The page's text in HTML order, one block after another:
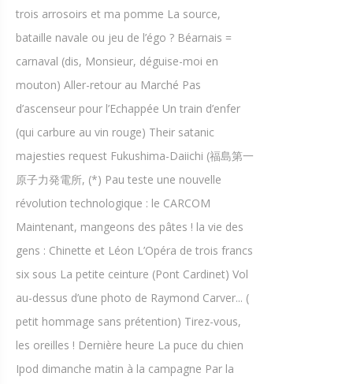
trois arrosoirs et ma pomme La source,
bataille navale ou jeu de l’égo ? Béarnais =
carnaval (dis, Monsieur, déguise-moi en
mouton) Aller-retour au Marché Pas
d’ascenseur pour l’Echappée Un train d’enfer
(qui carbure au vin rouge) Their satanic
majesties request Fukushima-Daiichi (福島第一
原子力発電所, (*) Pau teste une nouvelle
révolution technologique : le CARCOM
Maintenant, mangeons des pâtes ! la vie des
gens : Chinette et Léon L’Opéra de trois francs
six sous La petite ceinture (Pont Cardinet) Vol
au-dessus d’une photo de Raymond Carver... (
petit hommage sans prétention) Tirez-vous,
les oreilles ! Dernière heure La puce du chien
Ipod dimanche matin à la campagne Par la